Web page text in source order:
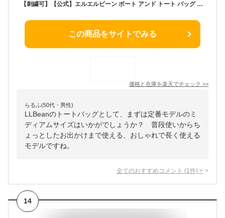
【刺繍可】【公式】エルエルビーン ボート アンド トート バッグ オープン トップ ミディアム | トートバッグ キャンバス メンズ ウィメンズ レディース アウトドア ブランド トートバック 綿 名入れ 刺繍 L.L.Bean LLBean llビーン キャンバスバッグ プレゼント ギフト
この商品をサイトでみる
価格と在庫を楽天でチェック >>
らるふ(50代・男性)
LLBeanのトートバッグとして、まずは定番モデルのミ
ディアムサイズはいかがでしょうか？ 普段使いからち
ょっとしたお出かけまで使える、おしゃれで長く使える
モデルですね。
全てのおすすめコメント (1 件) >
14